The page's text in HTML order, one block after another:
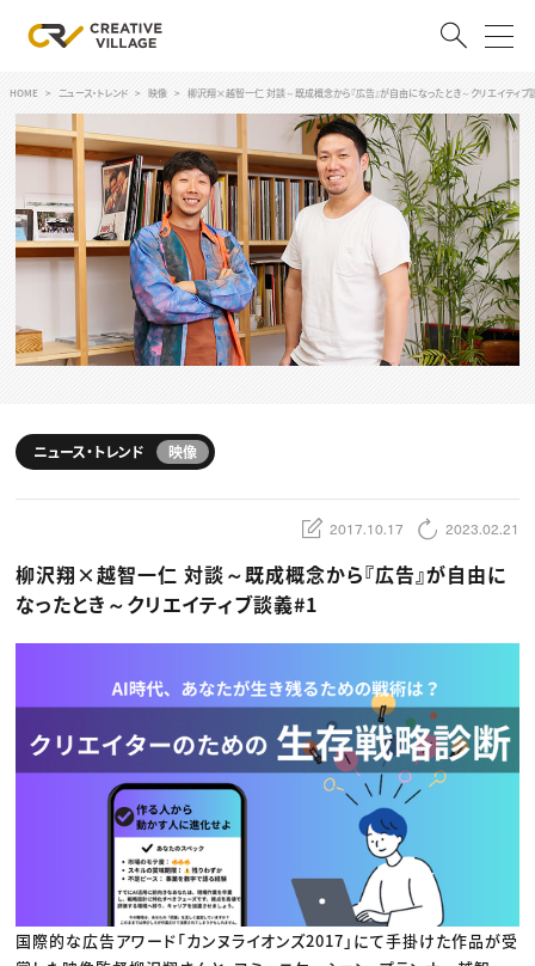
ACCOUNT
ログイン 会員登録
RECRUIT
クリエイター求人を探す
CREATIVE JOB求人検索
特集求人
採用説明会
スキルアップしたい！
デザイン
編集・ライティング
マーケティング
ディレクション
業界解説・キャリア事情
お役立ち基礎知識
TOP Creator’s コラム
Webクリエイター
アプリクリエイター
ゲームクリエイター
映像クリエイター
マーケッター
C＆R Magazine
セミナー
映像
広告
出版
CREATIVE VILLAGEからのお知らせ
プロフェッショナル×つながる×メディア
HOME ニュース・トレンド 映像 柳沢翔×越智一仁 対談～既成概念から『広告』が自由になったとき～クリエイティブ
ニュース・トレンド 映像
2017.10.17 2023.02.21
柳沢翔×越智一仁 対談～既成概念から『広告』が自由に
なったとき～クリエイティブ談義#1
国際的な広告アワード「カンヌライオンズ2017」にて手掛けた作品が受